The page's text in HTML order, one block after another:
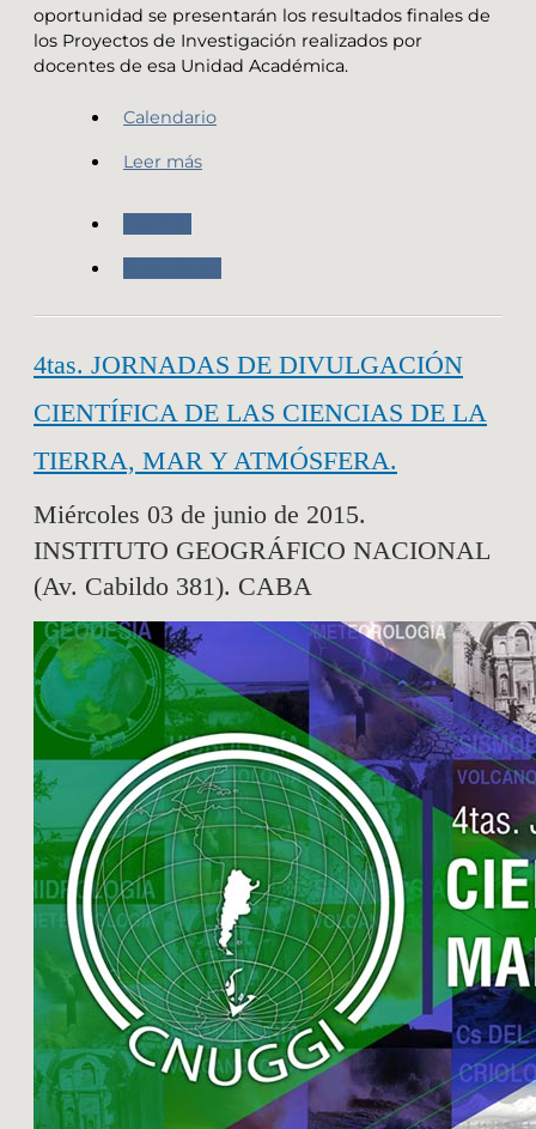
oportunidad se presentarán los resultados finales de
los Proyectos de Investigación realizados por
docentes de esa Unidad Académica.
Calendario
Leer más
4tas. JORNADAS DE DIVULGACIÓN
CIENTÍFICA DE LAS CIENCIAS DE LA
TIERRA, MAR Y ATMÓSFERA.
Miércoles 03 de junio de 2015.
INSTITUTO GEOGRÁFICO NACIONAL
(Av. Cabildo 381). CABA